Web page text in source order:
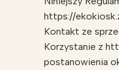
https://
Kontakt ze
Korzystanie z
postanowienia